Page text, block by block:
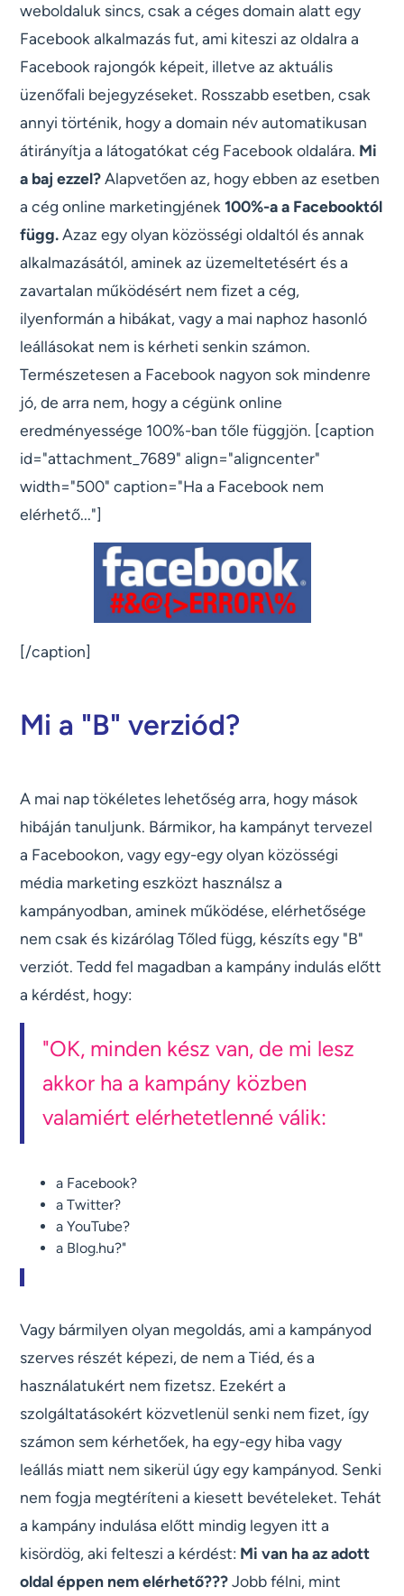
weboldaluk sincs, csak a céges domain alatt egy
Facebook alkalmazás fut, ami kiteszi az oldalra a
Facebook rajongók képeit, illetve az aktuális
üzenőfali bejegyzéseket. Rosszabb esetben, csak
annyi történik, hogy a domain név automatikusan
átirányítja a látogatókat cég Facebook oldalára. Mi
a baj ezzel?Alapvetően az, hogy ebben az esetben
a cég online marketingjének100%-a a Facebooktól
függ.Azaz egy olyan közösségi oldaltól és annak
alkalmazásától, aminek az üzemeltetésért és a
zavartalan működésért nem fizet a cég,
ilyenformán a hibákat, vagy a mai naphoz hasonló
leállásokat nem is kérheti senkin számon.
Természetesen a Facebook nagyon sok mindenre
jó, de arra nem, hogy a cégünk online
eredményessége 100%-ban tőle függjön. [caption
id="attachment_7689" align="aligncenter"
width="500" caption="Ha a Facebook nem
elérhető..."]
[/caption]
Mi a "B" verziód?
A mai nap tökéletes lehetőség arra, hogy mások
hibáján tanuljunk. Bármikor, ha kampányt tervezel
a Facebookon, vagy egy-egy olyan közösségi
média marketing eszközt használsz a
kampányodban, aminek működése, elérhetősége
nem csak és kizárólag Tőled függ, készíts egy "B"
verziót. Tedd fel magadban a kampány indulás előtt
a kérdést, hogy:
"OK, minden kész van, de mi lesz
akkor ha a kampány közben
valamiért elérhetetlenné válik:
a Facebook?
a Twitter?
a YouTube?
a Blog.hu?"
Vagy bármilyen olyan megoldás, ami a kampányod
szerves részét képezi, de nem a Tiéd, és a
használatukért nem fizetsz. Ezekért a
szolgáltatásokért közvetlenül senki nem fizet, így
számon sem kérhetőek, ha egy-egy hiba vagy
leállás miatt nem sikerül úgy egy kampányod. Senki
nem fogja megtéríteni a kiesett bevételeket. Tehát
a kampány indulása előtt mindig legyen itt a
kisördög, aki felteszi a kérdést: Mi van ha az adott
oldal éppen nem elérhető???Jobb félni, mint